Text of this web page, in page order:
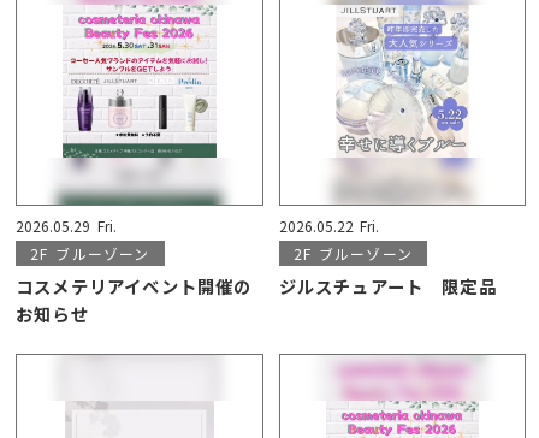
2026.05.29 Fri.
2F ブルーゾーン
コスメテリアイベント開催の
お知らせ
2026.05.22 Fri.
2F ブルーゾーン
ジルスチュアート 限定品